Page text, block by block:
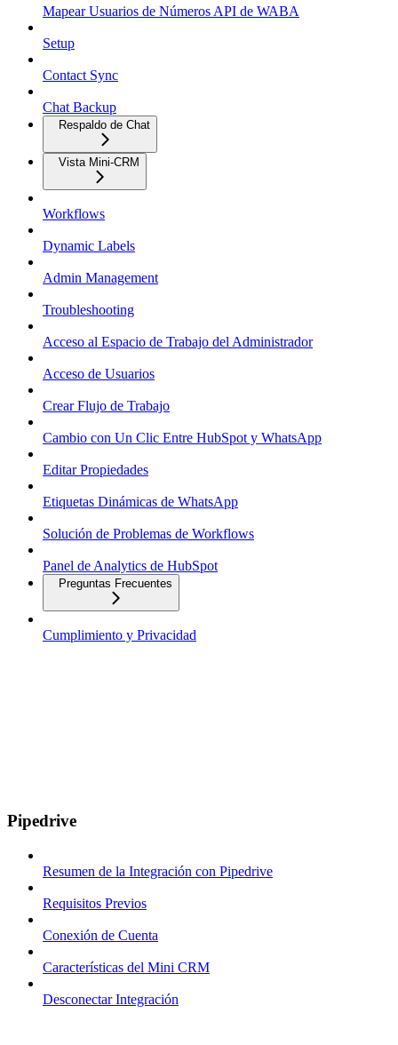
Mapear Usuarios de Números API de WABA
Setup
Contact Sync
Chat Backup
Respaldo de Chat
Vista Mini-CRM
Workflows
Dynamic Labels
Admin Management
Troubleshooting
Acceso al Espacio de Trabajo del Administrador
Acceso de Usuarios
Crear Flujo de Trabajo
Cambio con Un Clic Entre HubSpot y WhatsApp
Editar Propiedades
Etiquetas Dinámicas de WhatsApp
Solución de Problemas de Workflows
Panel de Analytics de HubSpot
Preguntas Frecuentes
Cumplimiento y Privacidad
Pipedrive
Resumen de la Integración con Pipedrive
Requisitos Previos
Conexión de Cuenta
Características del Mini CRM
Desconectar Integración